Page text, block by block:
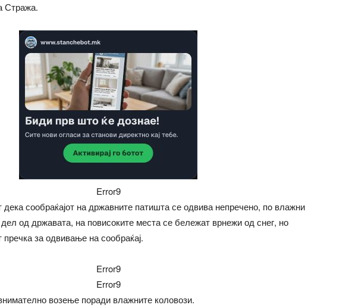
Стража.
Error9
сообраќајот на државните патишта се одвива непречено, пo влажни
од државата, на повисоките места се бележат врнежи од снег, но
пречка за одвивање на сообраќај.
Error9
Error9
возење поради влажните коловози.